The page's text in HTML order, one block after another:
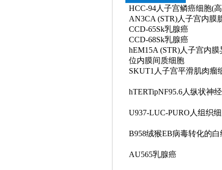
HCC-94人子宫鳞癌细胞(
AN3CA (STR)人子宫内膜
CCD-65Sk乳腺癌
CCD-68Sk乳腺癌
hEM15A (STR)人子宫内
位内膜间质细胞
SKUT1人子宫平滑肌肉瘤
hTERTipNF95.6人纵状神
U937-LUC-PURO人组织
B958绒猴EB病毒转化的白
AU565乳腺癌